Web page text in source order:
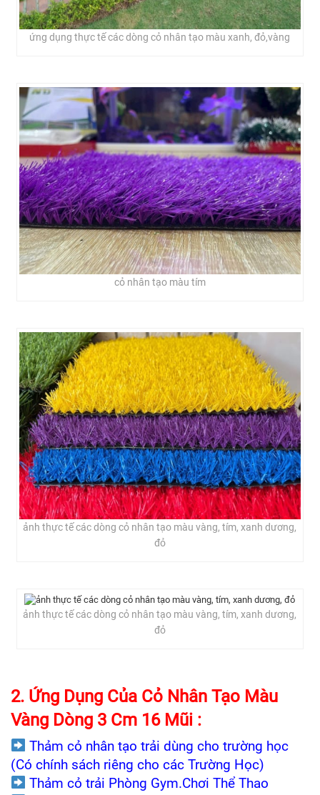
ứng dụng thực tế các dòng cỏ nhân tạo màu xanh, đỏ,vàng
cỏ nhân tạo màu tím
ảnh thực tế các dòng cỏ nhân tạo màu vàng, tím, xanh dương,
đỏ
ảnh thực tế các dòng cỏ nhân tạo màu vàng, tím, xanh dương,
đỏ
2. Ứng Dụng Của Cỏ Nhân Tạo Màu
Vàng Dòng 3 Cm 16 Mũi :
Thảm cỏ nhân tạo trải dùng cho trường học
(Có chính sách riêng cho các Trường Học)
Thảm cỏ trải Phòng Gym.Chơi Thể Thao